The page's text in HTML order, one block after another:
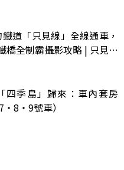
道「只見線」全線通車，
橋全制霸攝影攻略 | 只見線
四季島」歸來：車內套房
・8・9號車）